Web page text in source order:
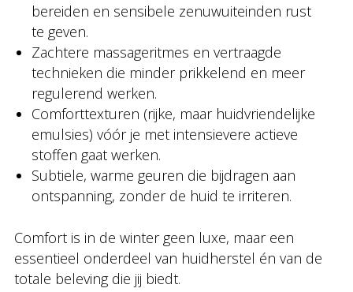
bereiden en sensibele zenuwuiteinden rust
te geven.
Zachtere massageritmes en vertraagde
technieken die minder prikkelend en meer
regulerend werken.
Comforttexturen (rijke, maar huidvriendelijke
emulsies) vóór je met intensievere actieve
stoffen gaat werken.
Subtiele, warme geuren die bijdragen aan
ontspanning, zonder de huid te irriteren.
Comfort is in de winter geen luxe, maar een
essentieel onderdeel van huidherstel én van de
totale beleving die jij biedt.